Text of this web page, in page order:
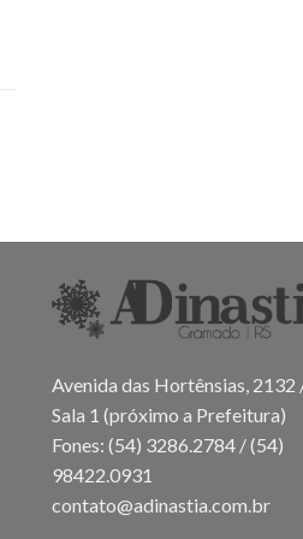
Avenida das Hortênsias, 2132
Sala 1 (próximo a Prefeitura)
Fones: (54) 3286.2784 / (54)
98422.0931
contato@adinastia.com.br